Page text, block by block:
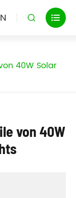
 
40W Solar
von 40W